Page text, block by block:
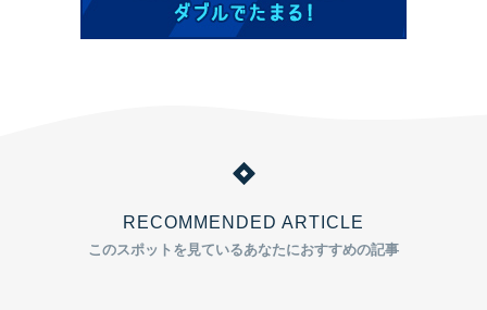
RECOMMENDED ARTICLE
このスポットを見ているあなたにおすすめの記事